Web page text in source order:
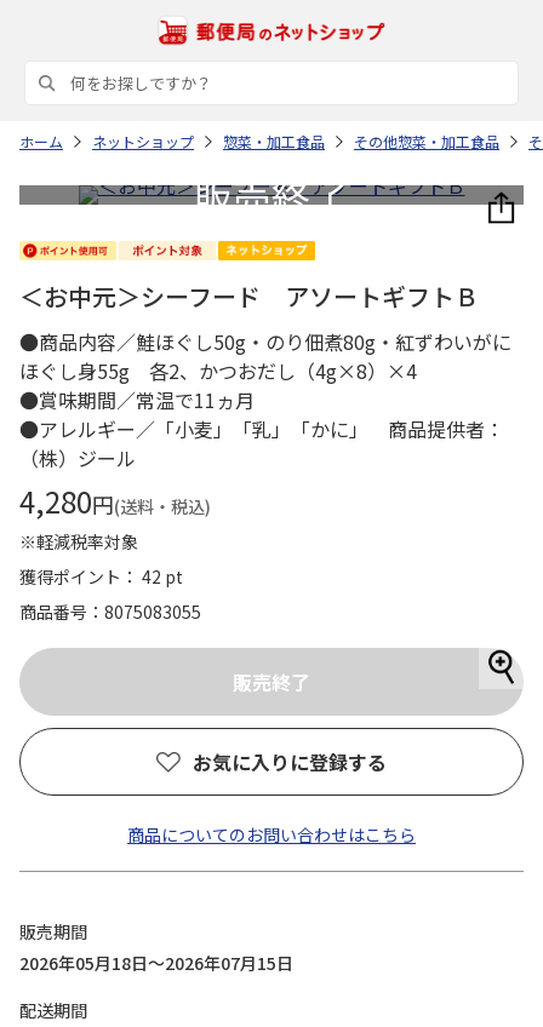
ホーム ネットショップ 惣菜・加工食品 その他惣菜・加工食品
＜お中元＞シーフード アソートギフトＢ
●商品内容／鮭ほぐし50g・のり佃煮80g・紅ずわいがに
ほぐし身55g 各2、かつおだし（4g×8）×4
●賞味期間／常温で11ヵ月
●アレルギー／「小麦」「乳」「かに」 商品提供者：
（株）ジール
4,280円(送料・税込)
※軽減税率対象
獲得ポイント： 42 pt
商品番号
8075083055
お気に入りに登録する
商品についてのお問い合わせはこちら
販売期間
2026年05月18日～2026年07月15日
配送期間